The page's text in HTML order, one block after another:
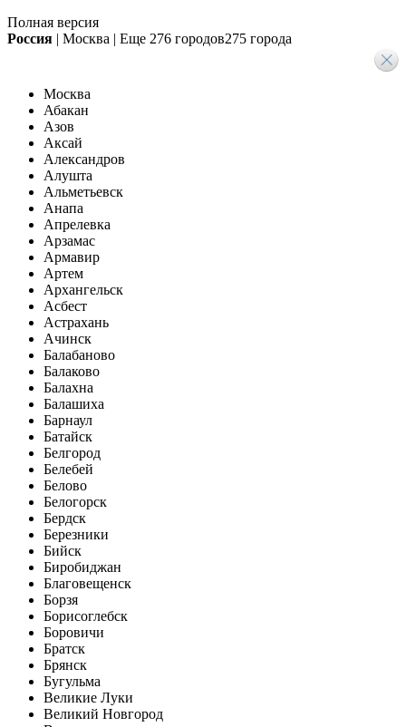
Полная версия
Россия | Москва | Еще 276 городов275 города
Москва
Абакан
Азов
Аксай
Александров
Алушта
Альметьевск
Анапа
Апрелевка
Арзамас
Армавир
Артем
Архангельск
Асбест
Астрахань
Ачинск
Балабаново
Балаково
Балахна
Балашиха
Барнаул
Батайск
Белгород
Белебей
Белово
Белогорск
Бердск
Березники
Бийск
Биробиджан
Благовещенск
Борзя
Борисоглебск
Боровичи
Братск
Брянск
Бугульма
Великие Луки
Великий Новгород